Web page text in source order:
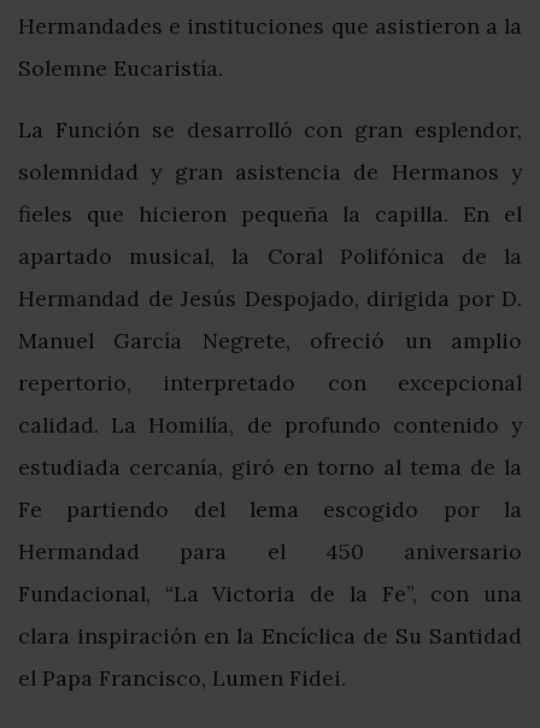
Hermandades e instituciones que asistieron a la
Solemne Eucaristía.
La Función se desarrolló con gran esplendor,
solemnidad y gran asistencia de Hermanos y
fieles que hicieron pequeña la capilla. En el
apartado musical, la Coral Polifónica de la
Hermandad de Jesús Despojado, dirigida por D.
Manuel García Negrete, ofreció un amplio
repertorio, interpretado con excepcional
calidad. La Homilía, de profundo contenido y
estudiada cercanía, giró en torno al tema de la
Fe partiendo del lema escogido por la
Hermandad para el 450 aniversario
Fundacional, “La Victoria de la Fe”, con una
clara inspiración en la Encíclica de Su Santidad
el Papa Francisco, Lumen Fidei.